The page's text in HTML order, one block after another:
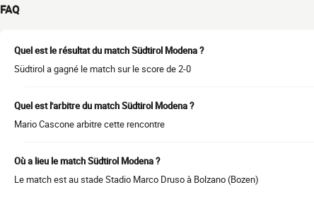
FAQ
Quel est le résultat du match Südtirol Modena ?
Südtirol a gagné le match sur le score de 2-0
Quel est l'arbitre du match Südtirol Modena ?
Mario Cascone arbitre cette rencontre
Où a lieu le match Südtirol Modena ?
Le match est au stade Stadio Marco Druso à Bolzano (Bozen)